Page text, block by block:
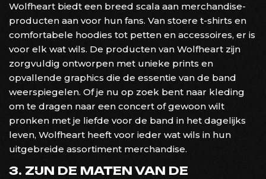
Wolfheart biedt een breed scala aan merchandise-
producten aan voor hun fans. Van stoere t-shirts en
comfortabele hoodies tot petten en accessoires, er is
voor elk wat wils. De producten van Wolfheart zijn
zorgvuldig ontworpen met unieke prints en
opvallende graphics die de essentie van de band
weerspiegelen. Of je nu op zoek bent naar kleding
om te dragen naar een concert of gewoon wilt
pronken met je liefde voor de band in het dagelijks
leven, Wolfheart heeft voor ieder wat wils in hun
uitgebreide assortiment merchandise.
3. ZIJN DE MATEN VAN DE